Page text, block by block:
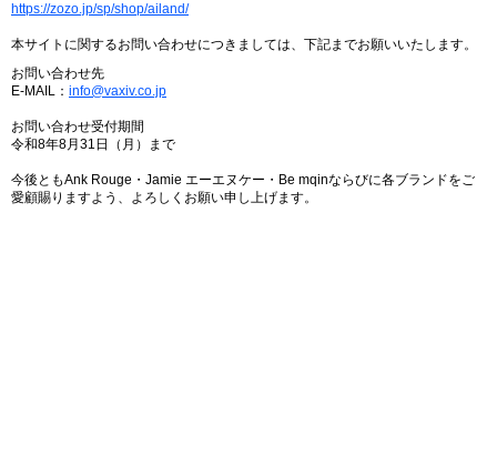
https://zozo.jp/sp/shop/ailand/
本サイトに関するお問い合わせにつきましては、下記までお願いいたします。
お問い合わせ先
E-MAIL： info@vaxiv.co.jp
お問い合わせ受付期間
令和8年8月31日（月）まで
今後ともAnk Rouge・Jamie エーエヌケー・Be mqinならびに各ブランドをご
愛顧賜りますよう、よろしくお願い申し上げます。